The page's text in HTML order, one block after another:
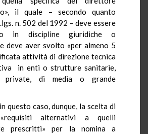
il quale – secondo quanto
n. 502 del 1992 – deve essere
in discipline giuridiche o
deve aver svolto «per almeno 5
attività di direzione tecnica
in enti o strutture sanitarie,
private, di media o grande
questo caso, dunque, la scelta di
«requisiti alternativi a quelli
prescritti» per la nomina a